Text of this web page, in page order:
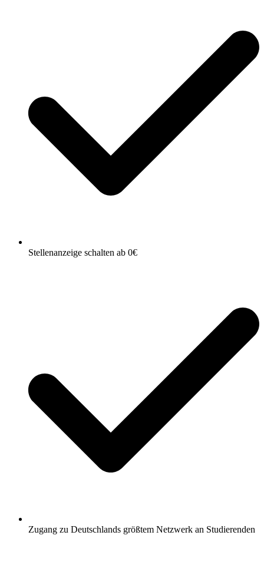
Stellenanzeige schalten ab 0€
Zugang zu Deutschlands größtem Netzwerk an Studierenden